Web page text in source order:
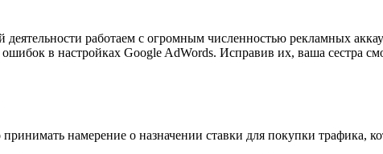
работаем с огромным численностью рекламных
в настройках Google AdWords. Исправив их, ваша сестра
намерение о назначении ставки для покупки трафика,